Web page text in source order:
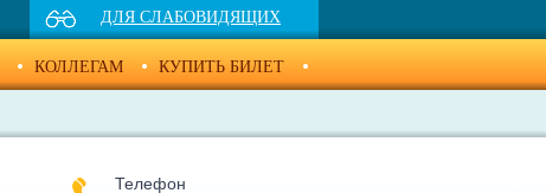
ДЛЯ СЛАБОВИДЯЩИХ
КОЛЛЕГАМ КУПИТЬ БИЛЕТ
Телефон